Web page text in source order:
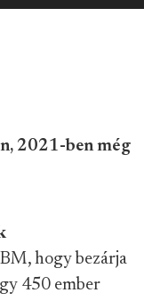
2021-ben még
hogy bezárja
450 ember